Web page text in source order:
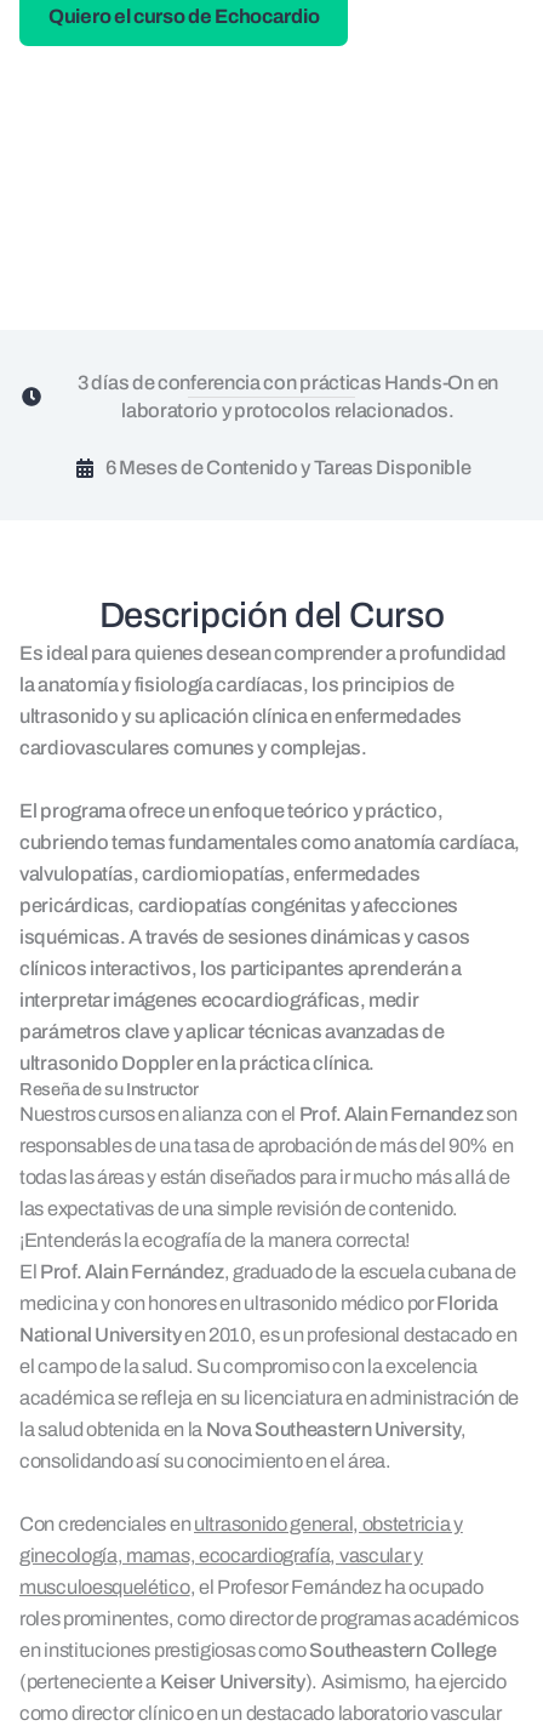
Quiero el curso de Echocardio
3 días de conferencia con prácticas Hands-On en
laboratorio y protocolos relacionados.
6 Meses de Contenido y Tareas Disponible
Descripción del Curso
Es ideal para quienes desean comprender a profundidad
la anatomía y fisiología cardíacas, los principios de
ultrasonido y su aplicación clínica en enfermedades
cardiovasculares comunes y complejas.
El programa ofrece un enfoque teórico y práctico,
cubriendo temas fundamentales como anatomía cardíaca,
valvulopatías, cardiomiopatías, enfermedades
pericárdicas, cardiopatías congénitas y afecciones
isquémicas. A través de sesiones dinámicas y casos
clínicos interactivos, los participantes aprenderán a
interpretar imágenes ecocardiográficas, medir
parámetros clave y aplicar técnicas avanzadas de
ultrasonido Doppler en la práctica clínica.
Reseña de su Instructor
Nuestros cursos en alianza con el Prof. Alain Fernandezson
responsables de una tasa de aprobación de más del 90% en
todas las áreas y están diseñados para ir mucho más allá de
las expectativas de una simple revisión de contenido.
¡Entenderás la ecografía de la manera correcta!
El Prof. Alain Fernández, graduado de la escuela cubana de
medicina y con honores en ultrasonido médico porFlorida
National Universityen 2010, es un profesional destacado en
el campo de la salud. Su compromiso con la excelencia
académica se refleja en su licenciatura en administración de
la salud obtenida en la Nova Southeastern University,
consolidando así su conocimiento en el área.
Con credenciales enultrasonido general, obstetricia y
ginecología, mamas, ecocardiografía, vascular y
musculoesquelético, el Profesor Fernández ha ocupado
roles prominentes, como director de programas académicos
en instituciones prestigiosas comoSoutheastern College
(perteneciente a Keiser University). Asimismo, ha ejercido
como director clínico en un destacado laboratorio vascular